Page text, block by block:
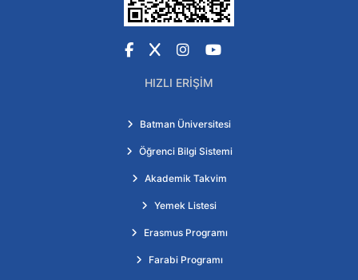
Facebook
X Instagram
YouTube
HIZLI ERIŞIM
Batman Üniversitesi
Öğrenci Bilgi Sistemi
Akademik Takvim
Yemek Listesi
Erasmus Programı
Farabi Programı